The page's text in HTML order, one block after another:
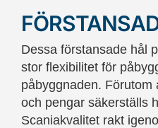
Dessa förstansade hål
stor flexibilitet för
påbyggnaden. Förutom
och pengar säkerställs
Scaniakvalitet rakt